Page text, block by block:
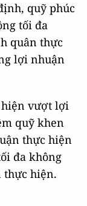
quỹ phúc
tối đa
quân thực
lợi nhuận
vượt lợi
quỹ khen
thực hiện
đa không
thực hiện.